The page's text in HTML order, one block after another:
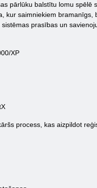
pārlūku balstītu lomu
kur saimniekiem
prasības un
XP
process, kas aizpildot